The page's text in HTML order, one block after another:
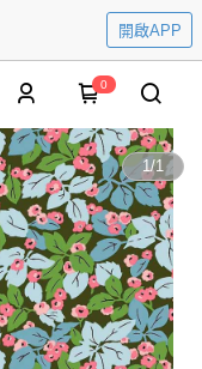
開啟APP
0
1/1